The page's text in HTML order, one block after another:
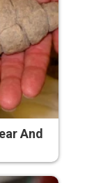
And